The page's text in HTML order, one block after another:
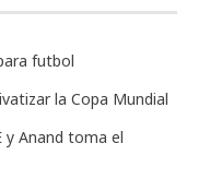
futbol
la Copa Mundial
y Anand toma el